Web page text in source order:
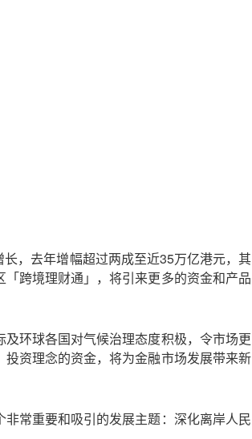
，去年增幅超过两成至近35万亿港元，其
跨境理财通」，将引来更多的资金和产品
环球各国对气候治理态度积极，令市场更
资理念的资金，将为金融市场发展带来新
常重要和吸引的发展主题：深化离岸人民